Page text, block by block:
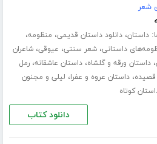
شعر
داستان،دانلود داستان قدیمی، منظومه،
داستانی،شعر سنتی، عیوقی،شاعران
،داستان ورقه و گلشاه،داستان عاشقانه،رمل
قصیده،داستان عروه و عفرا، لیلی و مجنون
کوتاه
دانلود کتاب